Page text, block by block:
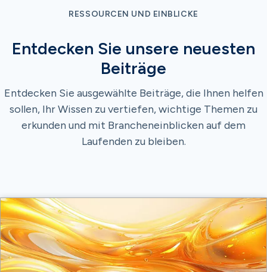
RESSOURCEN UND EINBLICKE
Entdecken Sie unsere neuesten
Beiträge
Entdecken Sie ausgewählte Beiträge, die Ihnen helfen
sollen, Ihr Wissen zu vertiefen, wichtige Themen zu
erkunden und mit Brancheneinblicken auf dem
Laufenden zu bleiben.